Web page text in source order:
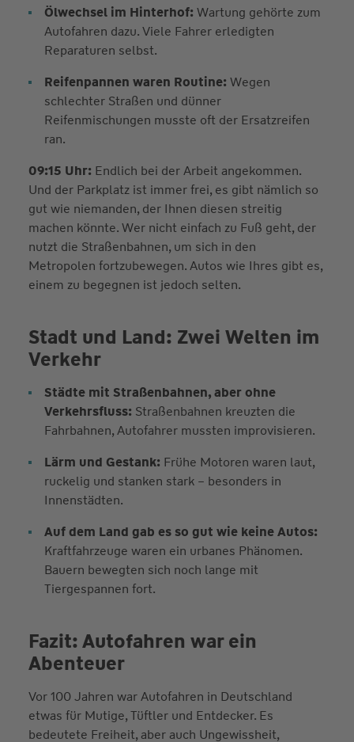
Ölwechsel im Hinterhof: Wartung gehörte zum
Autofahren dazu. Viele Fahrer erledigten
Reparaturen selbst.
Reifenpannen waren Routine: Wegen
schlechter Straßen und dünner
Reifenmischungen musste oft der Ersatzreifen
ran.
09:15 Uhr: Endlich bei der Arbeit angekommen.
Und der Parkplatz ist immer frei, es gibt nämlich so
gut wie niemanden, der Ihnen diesen streitig
machen könnte. Wer nicht einfach zu Fuß geht, der
nutzt die Straßenbahnen, um sich in den
Metropolen fortzubewegen. Autos wie Ihres gibt es,
einem zu begegnen ist jedoch selten.
Stadt und Land: Zwei Welten im
Verkehr
Städte mit Straßenbahnen, aber ohne
Verkehrsfluss: Straßenbahnen kreuzten die
Fahrbahnen, Autofahrer mussten improvisieren.
Lärm und Gestank: Frühe Motoren waren laut,
ruckelig und stanken stark – besonders in
Innenstädten.
Auf dem Land gab es so gut wie keine Autos:
Kraftfahrzeuge waren ein urbanes Phänomen.
Bauern bewegten sich noch lange mit
Tiergespannen fort.
Fazit: Autofahren war ein
Abenteuer
Vor 100 Jahren war Autofahren in Deutschland
etwas für Mutige, Tüftler und Entdecker. Es
bedeutete Freiheit, aber auch Ungewissheit,